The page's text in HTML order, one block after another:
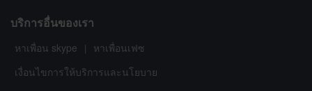
บริการอื่นของเรา
หาเพื่อน skype |
หาเพื่อนเฟซ
เงื่อนไขการให้บริการและนโยบาย